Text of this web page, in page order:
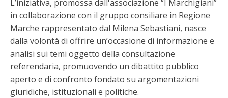
L’iniziativa, promossa dall'associazione “I Marchigiani”
in collaborazione con il gruppo consiliare in Regione
Marche rappresentato dal Milena Sebastiani, nasce
dalla volontà di offrire un’occasione di informazione e
analisi sui temi oggetto della consultazione
referendaria, promuovendo un dibattito pubblico
aperto e di confronto fondato su argomentazioni
giuridiche, istituzionali e politiche.